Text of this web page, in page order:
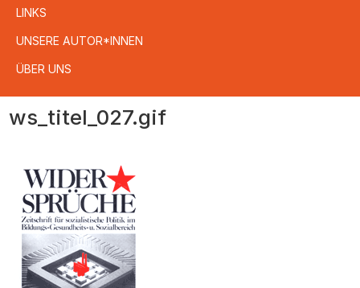
LINKS
UNSERE AUTOR*INNEN
ÜBER UNS
zum
ws_titel_027.gif